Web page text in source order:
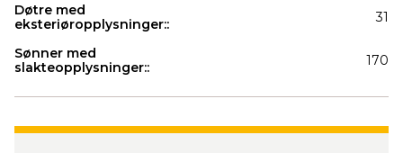
Døtre med
eksteriøropplysninger::
31
Sønner med
slakteopplysninger::
170
Produkter